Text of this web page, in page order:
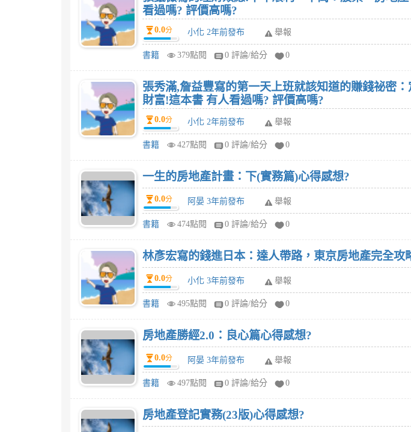
看過嗎? 評價高嗎?
0.0分 小化 2年前發布 舉報
書籍 379點閱 0 評論/給分 0
張秀滿,詹益豐寫的第一天上班就該知道的賺錢祕密
財富!這本書 有人看過嗎? 評價高嗎?
0.0分 小化 2年前發布 舉報
書籍 427點閱 0 評論/給分 0
一生的房地產計畫：下(實務篇)心得感想?
0.0分 阿晏 3年前發布 舉報
書籍 474點閱 0 評論/給分 0
0.0分 小化 3年前發布 舉報
書籍 495點閱 0 評論/給分 0
房地產勝經2.0：良心篇心得感想?
0.0分 阿晏 3年前發布 舉報
書籍 497點閱 0 評論/給分 0
房地產登記實務(23版)心得感想?